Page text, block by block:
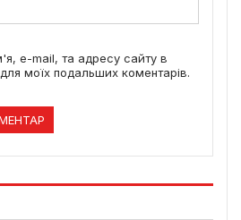
e-mail, та адресу сайту в
моїх подальших коментарів.